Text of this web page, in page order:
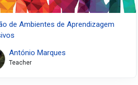
de Ambientes de Aprendizagem
António Marques
Teacher